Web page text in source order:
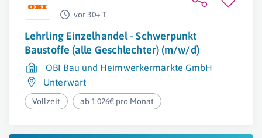
vor 30+ T
Lehrling Einzelhandel - Schwerpunkt
Baustoffe (alle Geschlechter) (m/w/d)
OBI Bau und Heimwerkermärkte GmbH
Unterwart
Vollzeit ab 1.026€ pro Monat